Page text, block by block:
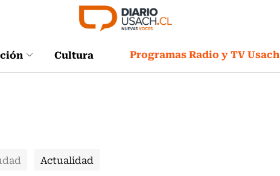
Cultura Programas Radio y TV Usach
Actualidad